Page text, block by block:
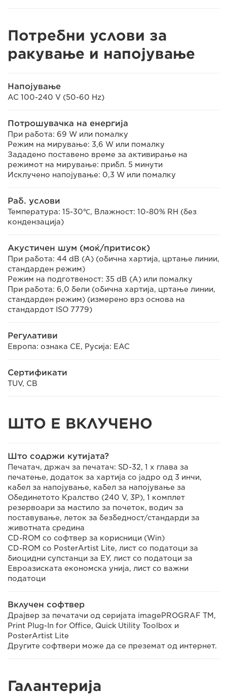
Потребни услови за
ракување и напојување
Напојување
AC 100-240 V (50-60 Hz)
Потрошувачка на енергија
При работа: 69 W или помалку
Режим на мирување: 3,6 W или помалку
Зададено поставено време за активирање на
режимот на мирување: прибл. 5 минути
Исклучено напојување: 0,3 W или помалку
Раб. услови
Температура: 15-30℃, Влажност: 10-80% RH (без
кондензација)
Акустичен шум (моќ/притисок)
При работа: 44 dB (A) (обична хартија, цртање линии,
стандарден режим)
Режим на подготвеност: 35 dB (A) или помалку
При работа: 6,0 бели (обична хартија, цртање линии,
стандарден режим) (измерено врз основа на
стандардот ISO 7779)
Регулативи
Европа: ознака CE, Русија: EAC
Сертификати
TUV, CB
ШТО Е ВКЛУЧЕНО
Што содржи кутијата?
Печатач, држач за печатач: SD-32, 1 x глава за
печатење, додаток за хартија со јадро од 3 инчи,
кабел за напојување, кабел за напојување за
Обединетото Кралство (240 V, 3P), 1 комплет
резервоари за мастило за почеток, водич за
поставување, леток за безбедност/стандарди за
животната средина
CD-ROM со софтвер за корисници (Win)
CD-ROM со PosterArtist Lite, лист со податоци за
биоцидни супстанци за ЕУ, лист со податоци за
Евроазиската економска унија, лист со важни
податоци
Вклучен софтвер
Драјвер за печатачи од серијата imagePROGRAF TM,
Print Plug-In for Office, Quick Utility Toolbox и
PosterArtist Lite
Другите софтвери може да се преземат од интернет.
Галантерија